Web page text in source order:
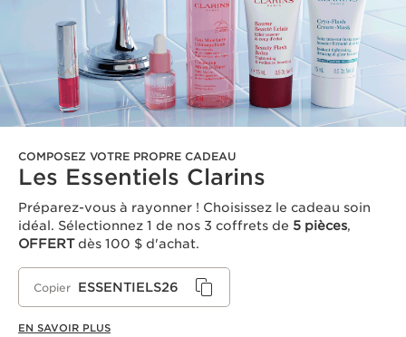
COMPOSEZ VOTRE PROPRE CADEAU
Les Essentiels Clarins
Préparez-vous à rayonner ! Choisissez le cadeau soin
idéal. Sélectionnez 1 de nos 3 coffrets de 5 pièces,
OFFERTdès 100 $ d'achat.
Copier ESSENTIELS26
EN SAVOIR PLUS